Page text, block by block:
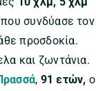
συνδύασε τον
προσδοκία.
και ζωντάνια.
, 91 ετών, ο